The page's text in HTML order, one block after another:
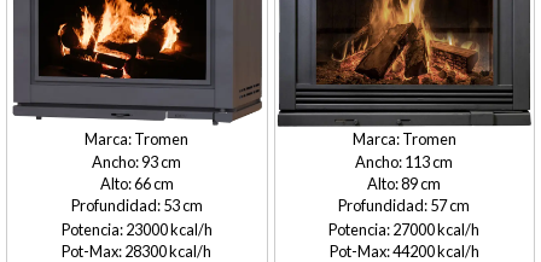
Tromen
93
66
53
23000
28300
Tromen
113
89
57
27000
44200